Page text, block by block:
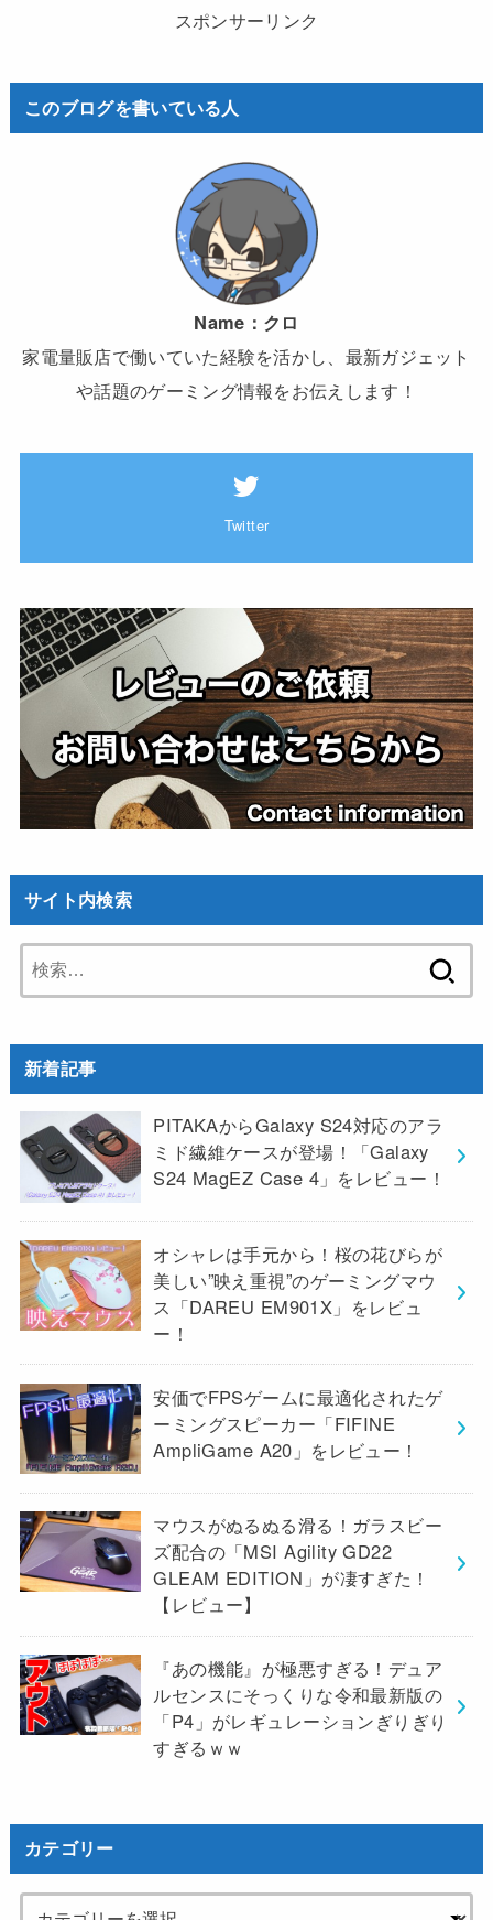
スポンサーリンク
このブログを書いている人
Name： クロ
家電量販店で働いていた経験を活かし、最新ガジェット
や話題のゲーミング情報をお伝えします！
Twitter
サイト内検索
索:
新着記事
PITAKAからGalaxy S24対応のアラ
ミド繊維ケースが登場！「Galaxy
S24 MagEZ Case 4」をレビュー！
オシャレは手元から！桜の花びらが
美しい”映え重視”のゲーミングマウ
ス「DAREU EM901X」をレビュ
ー！
安価でFPSゲームに最適化されたゲ
ーミングスピーカー「FIFINE
AmpliGame A20」をレビュー！
マウスがぬるぬる滑る！ガラスビー
ズ配合の「MSI Agility GD22
GLEAM EDITION」が凄すぎた！
【レビュー】
『あの機能』が極悪すぎる！デュア
ルセンスにそっくりな令和最新版の
「P4」がレギュレーションぎりぎり
すぎるｗｗ
カテゴリー